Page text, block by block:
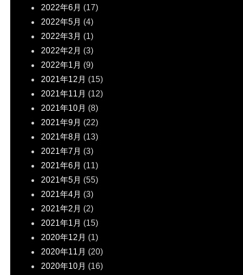
2022年6月 (17)
2022年5月 (4)
2022年3月 (1)
2022年2月 (3)
2022年1月 (9)
2021年12月 (15)
2021年11月 (12)
2021年10月 (8)
2021年9月 (22)
2021年8月 (13)
2021年7月 (3)
2021年6月 (11)
2021年5月 (55)
2021年4月 (3)
2021年2月 (2)
2021年1月 (15)
2020年12月 (1)
2020年11月 (20)
2020年10月 (16)